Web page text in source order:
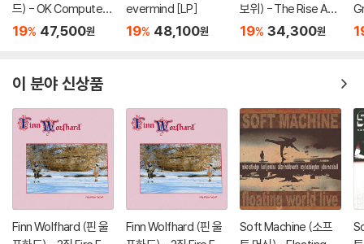
드) - OK Computer
[2LP]
19% 47,500원
evermind [LP]
19% 48,100원
보위) - The Rise And
Fall Of Ziggy Stardu
19% 34,300원
이 분야 신상품
Finn Wolfhard (핀 울
Finn Wolfhard (핀 울
Soft Machine (소프